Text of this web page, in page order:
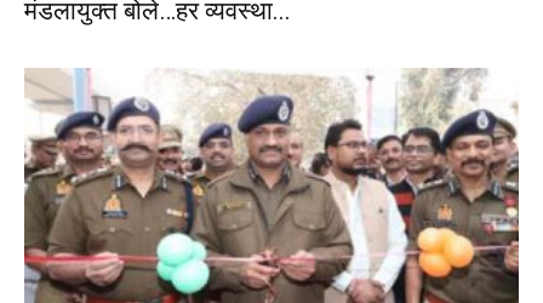
मंडलायुक्त बोले…हर व्यवस्था...